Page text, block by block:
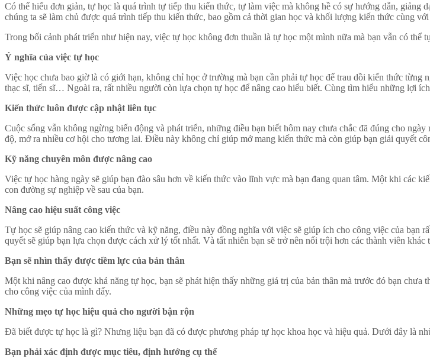
Có thể hiểu đơn giản, tự học là quá trình tự tiếp thu kiến thức, tự làm việc mà không hề có sự hướng dẫn,
chúng ta sẽ làm chủ được quá trình tiếp thu kiến thức, bao gồm cả thời gian học và khối lượng kiến thức cùng
Trong bối cảnh phát triển như hiện nay, việc tự học không đơn thuần là tự học một mình nữa mà bạn vẫn có
Ý nghĩa của việc tự học
Việc học chưa bao giờ là có giới hạn, không chỉ học ở trường mà bạn cần phải tự học để trau dồi kiến thức
thạc sĩ, tiến sĩ… Ngoài ra, rất nhiều người còn lựa chọn tự học để nâng cao hiểu biết. Cùng tìm hiểu những lợi
Kiến thức luôn được cập nhật liên tục
Cuộc sống vẫn không ngừng biến động và phát triển, những điều bạn biết hôm nay chưa chắc đã đúng cho
độ, mở ra nhiều cơ hội cho tương lai. Điều này không chỉ giúp mở mang kiến thức mà còn giúp bạn giải quyết
Kỹ năng chuyên môn được nâng cao
Việc tự học hàng ngày sẽ giúp bạn đào sâu hơn về kiến thức vào lĩnh vực mà bạn đang quan tâm. Một khi các
con đường sự nghiệp về sau của bạn.
Nâng cao hiệu suất công việc
Tự học sẽ giúp nâng cao kiến thức và kỹ năng, điều này đồng nghĩa với việc sẽ giúp ích cho công việc của bạn
quyết sẽ giúp bạn lựa chọn được cách xử lý tốt nhất. Và tất nhiên bạn sẽ trở nên nổi trội hơn các thành viên
Bạn sẽ nhìn thấy được tiềm lực của bản thân
Một khi nâng cao được khả năng tự học, bạn sẽ phát hiện thấy những giá trị của bản thân mà trước đó bạn
cho công việc của mình đấy.
Những mẹo tự học hiệu quả cho người bận rộn
Đã biết được tự học là gì? Nhưng liệu bạn đã có được phương pháp tự học khoa học và hiệu quả. Dưới đây là
Bạn phải xác định được mục tiêu, định hướng cụ thể